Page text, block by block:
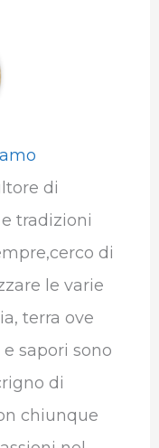
di
tradizioni
di
le varie
terra ove
sapori sono
di
chiunque